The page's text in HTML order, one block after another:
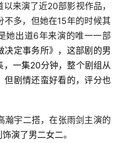
来演了近20部影视作品，
多，但她在15年的时候其
她出道6年来演的唯一一部
决定事务所》，这部剧的男
，一集20分钟，整个剧组从
但剧情还蛮好看的，评分也
瀚宇二搭，在张雨剑主演的
演了男二女二。